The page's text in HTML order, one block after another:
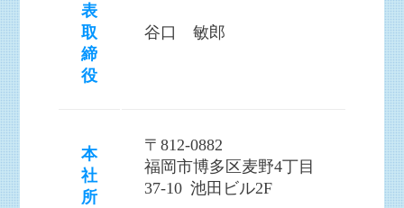
表
取
締
役
谷口 敏郎
本
社
所
〒812-0882
福岡市博多区麦野4丁目
37-10 池田ビル2F